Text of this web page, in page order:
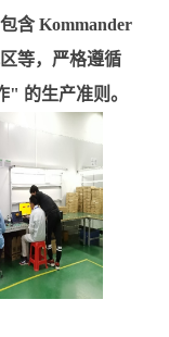
含 Kommander
等，严格遵循
的生产准则。